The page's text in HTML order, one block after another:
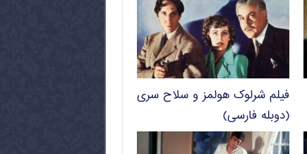
فیلم شرلوک هولمز و سلاح سری
(دوبله فارسی)